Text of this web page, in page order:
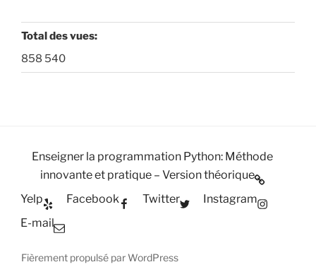
Total des vues:
858 540
Enseigner la programmation Python: Méthode
innovante et pratique – Version théorique
Yelp
Facebook Twitter
Instagram
E-mail
Fièrement propulsé par WordPress